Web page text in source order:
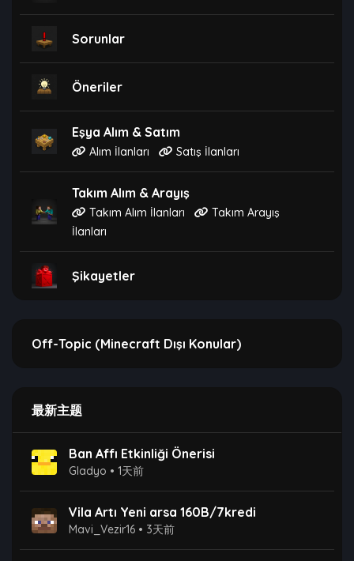
Sorunlar
Öneriler
Eşya Alım & Satım
Alım İlanları Satış İlanları
Takım Alım & Arayış
Takım Alım İlanları
Takım Arayış
İlanları
Şikayetler
Off-Topic (Minecraft Dışı Konular)
最新主题
Ban Affı Etkinliği Önerisi
Gladyo • 1天前
Vila Artı Yeni arsa 160B/7kredi
Mavi_Vezir16 • 3天前